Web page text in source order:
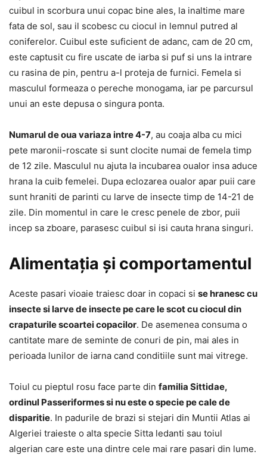
cuibul in scorbura unui copac bine ales, la inaltime mare
fata de sol, sau il scobesc cu ciocul in lemnul putred al
coniferelor. Cuibul este suficient de adanc, cam de 20 cm,
este captusit cu fire uscate de iarba si puf si uns la intrare
cu rasina de pin, pentru a-l proteja de furnici. Femela si
masculul formeaza o pereche monogama, iar pe parcursul
unui an este depusa o singura ponta.
Numarul de oua variaza intre 4-7, au coaja alba cu mici
pete maronii-roscate si sunt clocite numai de femela timp
de 12 zile. Masculul nu ajuta la incubarea oualor insa aduce
hrana la cuib femelei. Dupa eclozarea oualor apar puii care
sunt hraniti de parinti cu larve de insecte timp de 14-21 de
zile. Din momentul in care le cresc penele de zbor, puii
incep sa zboare, parasesc cuibul si isi cauta hrana singuri.
Alimentația și comportamentul
Aceste pasari vioaie traiesc doar in copaci si se hranesc cu
insecte si larve de insecte pe care le scot cu ciocul din
crapaturile scoartei copacilor. De asemenea consuma o
cantitate mare de seminte de conuri de pin, mai ales in
perioada lunilor de iarna cand conditiile sunt mai vitrege.
Toiul cu pieptul rosu face parte din familia Sittidae,
ordinul Passeriformes si nu este o specie pe cale de
disparitie. In padurile de brazi si stejari din Muntii Atlas ai
Algeriei traieste o alta specie Sitta ledanti sau toiul
algerian care este una dintre cele mai rare pasari din lume.